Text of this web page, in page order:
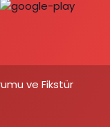
ve Fikstür